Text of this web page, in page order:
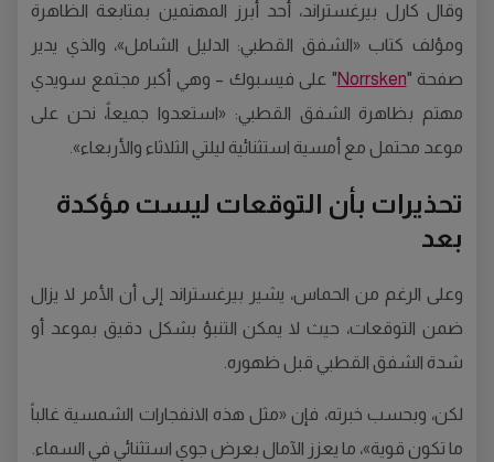
وقال كارل بيرغستراند، أحد أبرز المهتمين بمتابعة الظاهرة
ومؤلف كتاب «الشفق القطبي: الدليل الشامل»، والذي يدير
صفحة "Norrsken" على فيسبوك – وهي أكبر مجتمع سويدي
مهتم بظاهرة الشفق القطبي: «استعدوا جميعاً، نحن على
موعد محتمل مع أمسية استثنائية ليلتي الثلاثاء والأربعاء».
تحذيرات بأن التوقعات ليست مؤكدة
بعد
وعلى الرغم من الحماس، يشير بيرغستراند إلى أن الأمر لا يزال
ضمن التوقعات، حيث لا يمكن التنبؤ بشكل دقيق بموعد أو
شدة الشفق القطبي قبل ظهوره.
لكن، وبحسب خبرته، فإن «مثل هذه الانفجارات الشمسية غالباً
ما تكون قوية»، ما يعزز الآمال بعرض جوي استثنائي في السماء.